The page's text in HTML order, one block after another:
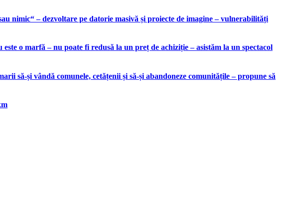
nimic“ – dezvoltare pe datorie masivă și proiecte de imagine – vulnerabilități
o marfă – nu poate fi redusă la un preț de achiziție – asistăm la un spectacol
să-și vândă comunele, cetățenii și să-și abandoneze comunitățile – propune să